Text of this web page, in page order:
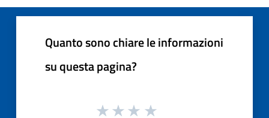
Quanto sono chiare le informazioni
su questa pagina?